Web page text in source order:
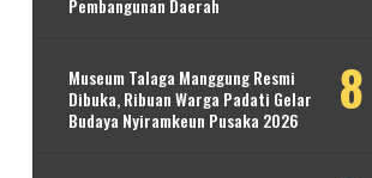
Pembangunan Daerah
Museum Talaga Manggung Resmi
Dibuka, Ribuan Warga Padati Gelar
Budaya Nyiramkeun Pusaka 2026